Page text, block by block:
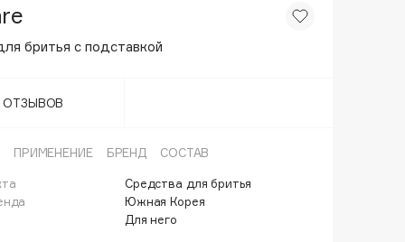
бритья с подставкой
ОТЗЫВОВ
ПРИМЕНЕНИЕ БРЕНД СОСТАВ
Средства для бритья
Южная Корея
Для него